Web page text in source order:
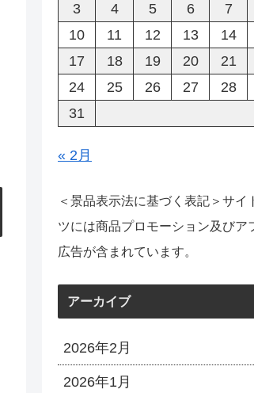
3
4 5 6 7
10
11 12 13 14
17
18 19 20 21
24
25 26 27 28
31
« 2月
＜景品表示法に基づく表記＞サイ
ツには商品プロモーション及びア
広告が含まれています。
アーカイブ
2026年2月
2026年1月